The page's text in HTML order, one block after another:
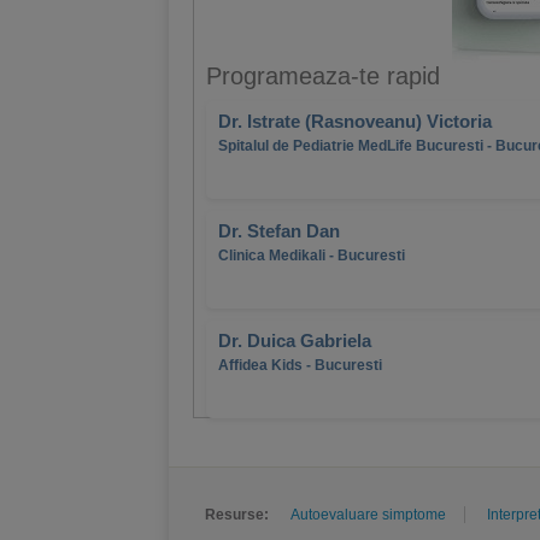
Programeaza-te rapid
Dr. Istrate (Rasnoveanu) Victoria
Spitalul de Pediatrie MedLife Bucuresti -
Dr. Stefan Dan
Clinica Medikali - Bucuresti
Dr. Duica Gabriela
Affidea Kids - Bucuresti
Resurse: Autoevaluare simptome